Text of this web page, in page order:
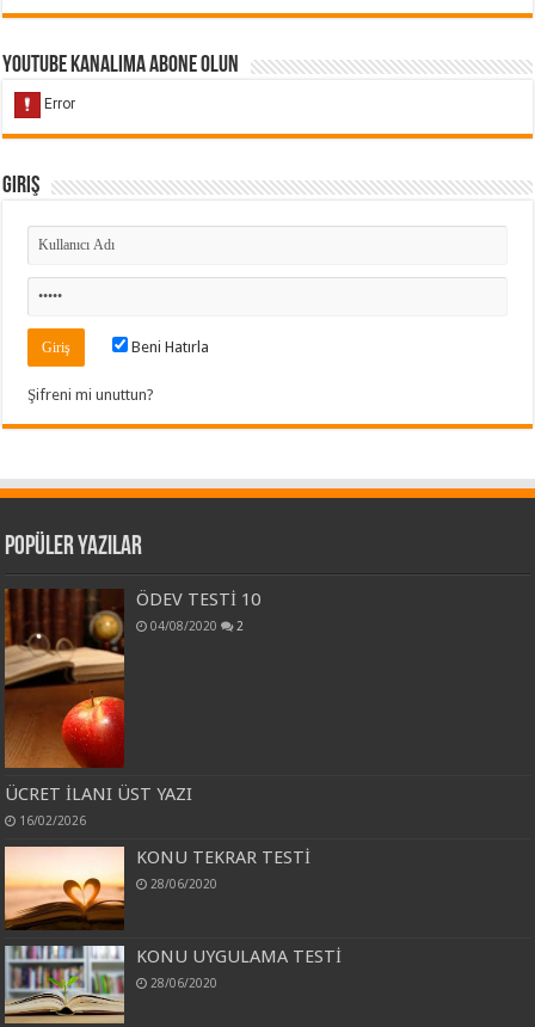
Youtube Kanalıma Abone Olun
Giriş
Beni Hatırla
Şifreni mi unuttun?
Popüler Yazılar
ÖDEV TESTİ 10
04/08/2020 2
ÜCRET İLANI ÜST YAZI
16/02/2026
KONU TEKRAR TESTİ
28/06/2020
KONU UYGULAMA TESTİ
28/06/2020